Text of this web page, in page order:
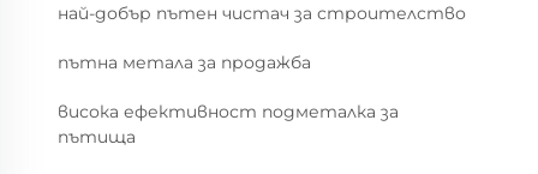
най-добър пътен чистач за строителство
пътна метала за продажба
висока ефективност подметалка за
пътища